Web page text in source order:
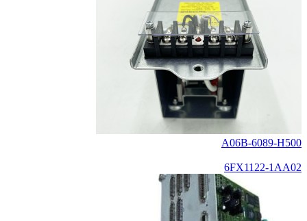
A06B-6089-H500
6FX1122-1AA02